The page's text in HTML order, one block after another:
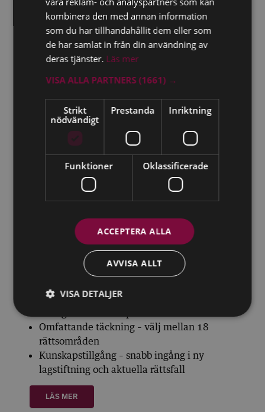
Expertkommentarer
Expertinsikter – månatliga analyser från
Omfattande täckning – välj mellan 18
rättsområden
Kunskapstillgång – snabb ingång i ny
lagstiftning och aktuella rättsfall
LÄS MER
kombinera den med annan information
som du har tillhandahållit dem eller som
de har samlat in från din användning av
deras tjänster. Läs mer
VISA ALLA PARTNERS (1661) →
Strikt
nödvändigt
Prestanda Inriktning
Funktioner Oklassificerade
ACCEPTERA ALLA
AVVISA ALLT
VISA DETALJER